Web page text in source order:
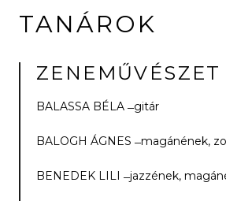
TANÁROK
ZENEMŰVÉSZET
BALASSA BÉLA­­ ̶ gitár
BALOGH ÁGNES ­­ ̶ magánének,
BENEDEK LILI ­­ ̶ jazzének,